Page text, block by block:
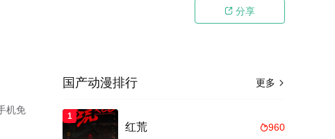
 分享
机免
更多 
国产动漫排行
1
960
红荒